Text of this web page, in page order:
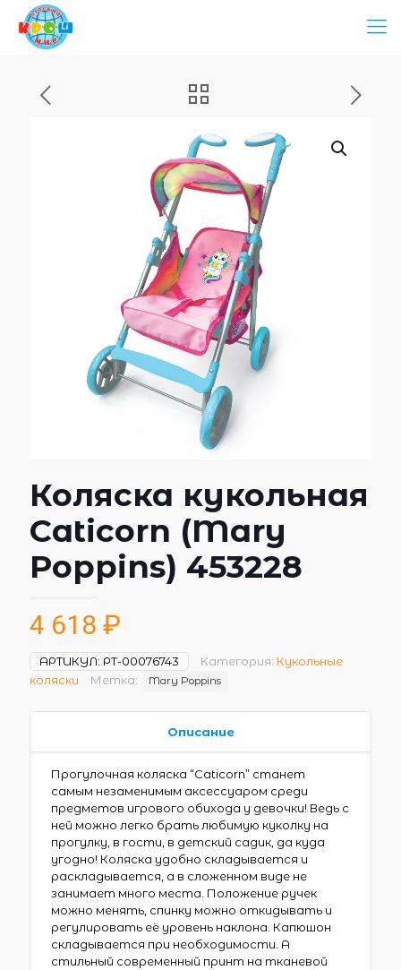
Коляска кукольная
Сaticorn (Mary
Poppins) 453228
4 618 ₽
АРТИКУЛ: РТ-00076743 Категория: Кукольные
коляски
Метка: Mary Poppins
Описание
Прогулочная коляска “Caticorn” станет
самым незаменимым аксессуаром среди
предметов игрового обихода у девочки! Ведь с
ней можно легко брать любимую куколку на
прогулку, в гости, в детский садик, да куда
угодно! Коляска удобно складывается и
раскладывается, а в сложенном виде не
занимает много места. Положение ручек
можно менять, спинку можно откидывать и
регулировать её уровень наклона. Капюшон
складывается при необходимости. А
стильный современный принт на тканевой